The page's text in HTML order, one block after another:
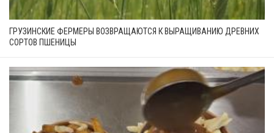
ГРУЗИНСКИЕ ФЕРМЕРЫ ВОЗВРАЩАЮТСЯ К ВЫРАЩИВАНИЮ ДРЕВНИХ
СОРТОВ ПШЕНИЦЫ